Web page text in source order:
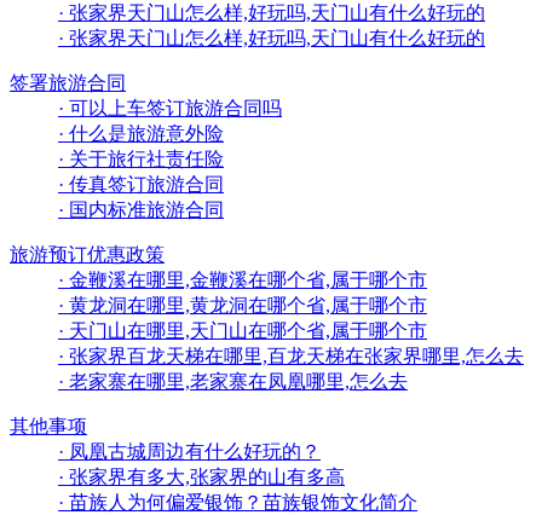
· 张家界天门山怎么样,好玩吗,天门山有什么好玩的
· 张家界天门山怎么样,好玩吗,天门山有什么好玩的
签署旅游合同
· 可以上车签订旅游合同吗
· 什么是旅游意外险
· 关于旅行社责任险
· 传真签订旅游合同
· 国内标准旅游合同
旅游预订优惠政策
· 金鞭溪在哪里,金鞭溪在哪个省,属于哪个市
· 黄龙洞在哪里,黄龙洞在哪个省,属于哪个市
· 天门山在哪里,天门山在哪个省,属于哪个市
· 张家界百龙天梯在哪里,百龙天梯在张家界哪里,怎么去
· 老家寨在哪里,老家寨在凤凰哪里,怎么去
其他事项
· 凤凰古城周边有什么好玩的？
· 张家界有多大,张家界的山有多高
· 苗族人为何偏爱银饰？苗族银饰文化简介